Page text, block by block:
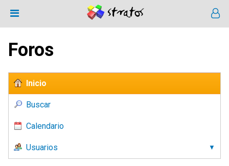
Foros
Inicio
Buscar
Calendario
Usuarios